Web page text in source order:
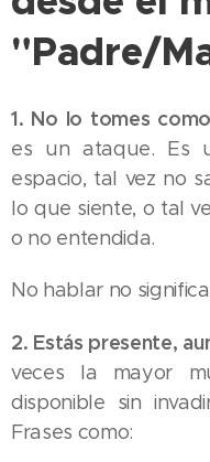
"Padre/
1. No lo tomes
es un ataque. Es
espacio, tal vez no
lo que siente, o tal
o no entendida.
No hablar no
2. Estás presente,
veces la mayor
disponible sin
Frases como: